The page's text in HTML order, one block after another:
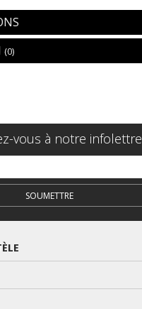
(0)
vous à notre infolettre
SOUMETTRE